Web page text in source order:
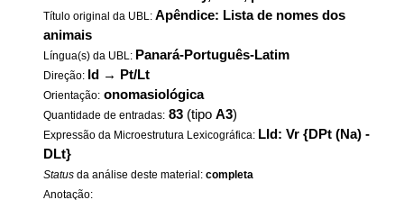
Título original da UBL:Apêndice: Lista de nomes dos
animais
Língua(s) da UBL: Panará-Português-Latim
Direção: Id → Pt/Lt
Orientação: onomasiológica
Quantidade de entradas: 83 (tipoA3)
Expressão da Microestrutura Lexicográfica: LId: Vr {DPt (Na) -
DLt}
Status da análise deste material:completa
Anotação: